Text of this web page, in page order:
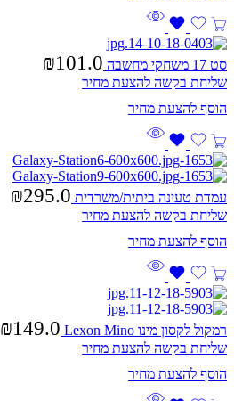
סט 17 משחקי מחשבה ₪101.0
שליחת בקשה להצעת מחיר
עמדת טעינה ביתית/משרדית ₪295.0
שליחת בקשה להצעת מחיר
רמקול לקסון מינו Lexon Mino ₪149.0
שליחת בקשה להצעת מחיר